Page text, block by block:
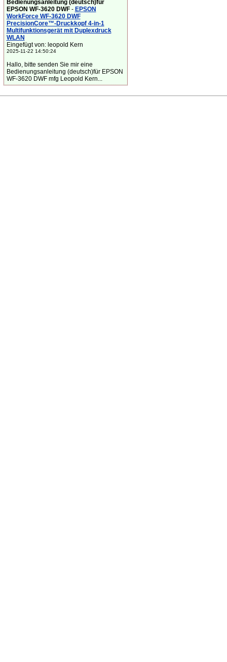
Bedienungsanleitung (deutsch)für
EPSON WF-3620 DWF- EPSON
WorkForce WF-3620 DWF
PrecisionCore™-Druckkopf 4-in-1
Multifunktionsgerät mit Duplexdruck
WLAN
Eingefügt von: leopold Kern
2025-11-22 14:50:24
Hallo, bitte senden Sie mir eine
Bedienungsanleitung (deutsch)für EPSON
WF-3620 DWF mfg Leopold Kern...